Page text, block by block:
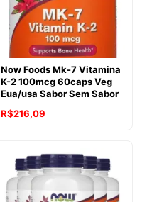
Now Foods Mk-7 Vitamina
K-2 100mcg 60caps Veg
Eua/usa Sabor Sem Sabor
R$216,09